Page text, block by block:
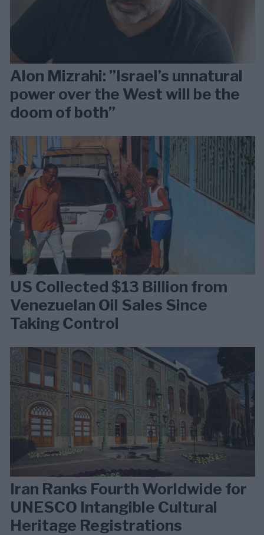
Alon Mizrahi: ”Israel’s unnatural
power over the West will be the
doom of both”
US Collected $13 Billion from
Venezuelan Oil Sales Since
Taking Control
Iran Ranks Fourth Worldwide for
UNESCO Intangible Cultural
Heritage Registrations